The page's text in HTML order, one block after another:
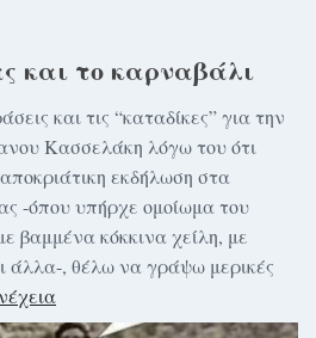
και το καρναβάλι
και τις “καταδίκες” για την
Κασσελάκη λόγω του ότι
εκδήλωση στα
-όπου υπήρχε ομοίωμα του
βαμμένα κόκκινα χείλη, με
άλλα-, θέλω να γράψω μερικές